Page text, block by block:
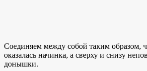
Соединяем между собой таким образом,
оказалась начинка, а сверху и снизу
донышки.